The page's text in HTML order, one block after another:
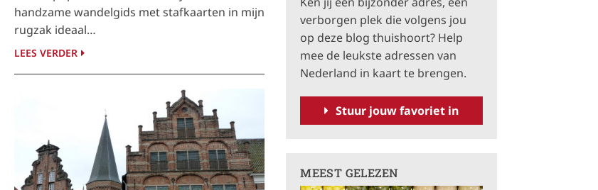
handzame wandelgids met stafkaarten in mijn
rugzak ideaal…
LEES VERDER
t
v
verborgen plek die volgens jou
op deze blog thuishoort? Help
mee de leukste adressen van
Nederland in kaart te brengen.
Stuur jouw favoriet in
MEEST GELEZEN